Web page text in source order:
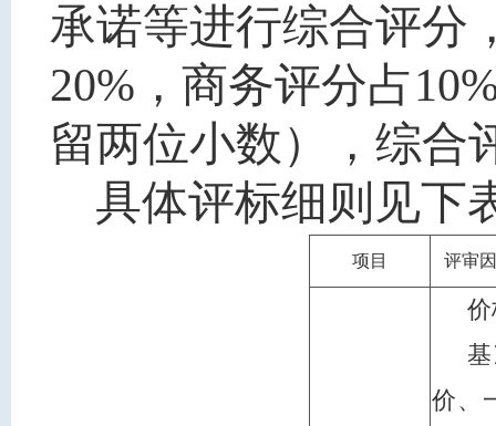
承诺等进行综合评分
20% ， 商务评分占
留两位小数），综合
具体评标细则见下
项目 评审
价、